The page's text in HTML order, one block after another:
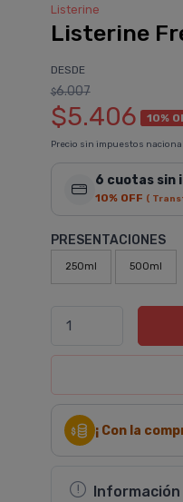
Listerine
Listerine
DESDE
$6.007
$5.406 10%
Precio sin impuestos
6 cuotas sin
10% OFF (
PRESENTACIONES
250ml 500ml
¡ Con la